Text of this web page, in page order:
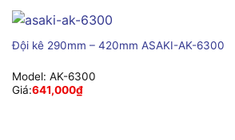
Đội kê 290mm – 420mm ASAKI-AK-6300
Model: AK-6300
Giá:641,000₫